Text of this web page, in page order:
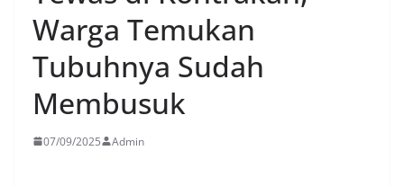
Warga Temukan
Tubuhnya Sudah
Membusuk
07/09/2025 Admin